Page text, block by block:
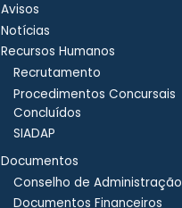
Avisos
Notícias
Recursos Humanos
Recrutamento
Procedimentos Concursais
Concluídos
SIADAP
Documentos
Conselho de Administração
Documentos Financeiros